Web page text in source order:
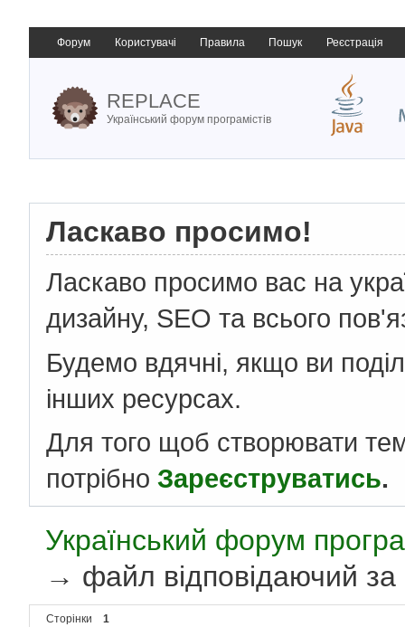
Форум Користувачі Правила Пошук Реєстрація
REPLACE
Український форум програмістів
Ласкаво просимо!
Ласкаво просимо вас на
дизайну, SEO та всього
Будемо вдячні, якщо ви
інших ресурсах.
Для того щоб створювати
потрібно Зареєструватись.
Український форум
→ файл відповідаючий
Сторінки 1